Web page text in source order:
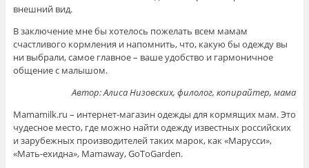
внешний вид.
В заключение мне бы хотелось пожелать всем мамам
счастливого кормления и напомнить, что, какую бы одежду вы
ни выбрали, самое главное – ваше удобство и гармоничное
общение с малышом.
Автор: Алиса Низовских, филолог, копирайтер, мама
Mamamilk.ru – интернет-магазин одежды для кормящих мам. Это
чудесное место, где можно найти одежду известных российских
и зарубежных производителей таких марок, как «Марусси»,
«Мать-ехидна», Mamaway, GoToGarden.